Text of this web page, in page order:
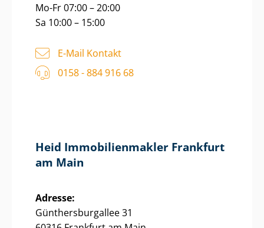
Mo-Fr 07:00 – 20:00
Sa 10:00 – 15:00
E-Mail Kontakt
0158 - 884 916 68
Heid Im­mo­bi­li­en­mak­ler Frankfurt
am Main
Adresse:
Gün­thers­bur­g­al­lee 31